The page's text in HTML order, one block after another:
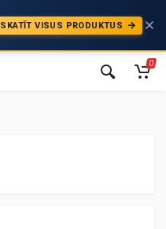
SKATĪT VISUS PRODUKTUS
0